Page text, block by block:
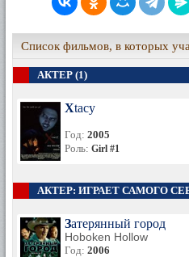
Список фильмов, в которых
АКТЕР (1)
Xtacy
Год: 2005
Роль: Girl #1
АКТЕР: ИГРАЕТ САМОГО
Затерянный город
Hoboken Hollow
Год: 2006